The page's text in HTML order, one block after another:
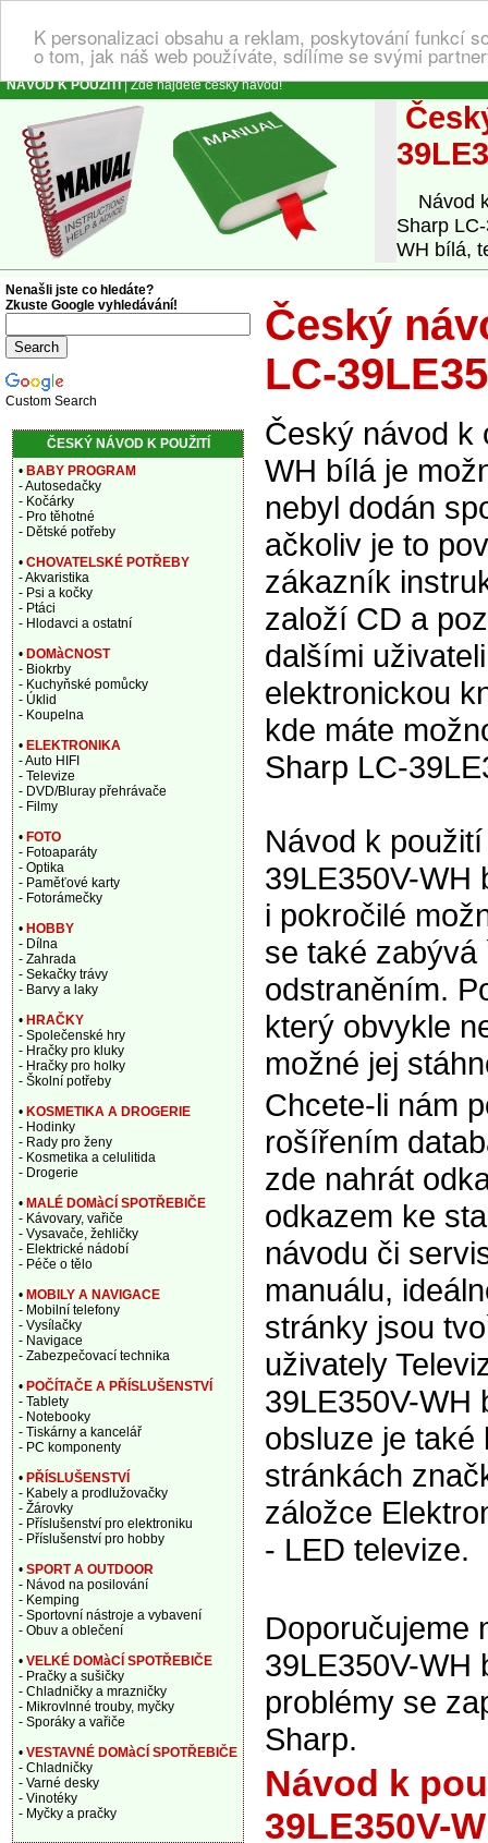
K personalizaci obsahu a reklam, poskytování funkcí
o tom, jak náš web používáte, sdílíme se svými
NÁVOD K POUŽITÍ| Zde najdete český návod!
Návod k
Sharp
WH bílá,
Český
LC-
Český návod k
WH bílá je
nebyl dodán
ačkoliv je to
zákazník
založí CD a
dalšími
elektronickou
kde máte
Sharp LC-
Návod k
39LE350V-WH
i pokročilé
se také
odstraněním.
který obvykle
možné jej
Chcete-li nám
rošířením
zde nahrát
odkazem ke
návodu či
manuálu,
stránky jsou
uživately
39LE350V-WH
obsluze je také
stránkách
záložce
- LED televize.
Doporučujeme
39LE350V-WH
problémy se
Sharp.
Návod k
39LE350V-
Nenašli jste co hledáte?
Zkuste Google vyhledávání!
Custom Search
ČESKÝ NÁVOD K POUŽITÍ
• BABY PROGRAM
- Autosedačky
- Kočárky
- Pro těhotné
- Dětské potřeby
• CHOVATELSKÉ POTŘEBY
- Akvaristika
- Psi a kočky
- Ptáci
- Hlodavci a ostatní
• DOMàCNOST
- Biokrby
- Kuchyňské pomůcky
- Úklid
- Koupelna
• ELEKTRONIKA
- Auto HIFI
- Televize
- DVD/Bluray přehrávače
- Filmy
• FOTO
- Fotoaparáty
- Optika
- Paměťové karty
- Fotorámečky
• HOBBY
- Dílna
- Zahrada
- Sekačky trávy
- Barvy a laky
• HRAČKY
- Společenské hry
- Hračky pro kluky
- Hračky pro holky
- Školní potřeby
• KOSMETIKA A DROGERIE
- Hodinky
- Rady pro ženy
- Kosmetika a celulitida
- Drogerie
• MALÉ DOMàCÍ SPOTŘEBIČE
- Kávovary, vařiče
- Vysavače, žehličky
- Elektrické nádobí
- Péče o tělo
• MOBILY A NAVIGACE
- Mobilní telefony
- Vysílačky
- Navigace
- Zabezpečovací technika
• POČÍTAČE A PŘÍSLUŠENSTVÍ
- Tablety
- Notebooky
- Tiskárny a kancelář
- PC komponenty
• PŘÍSLUŠENSTVÍ
- Kabely a prodlužovačky
- Žárovky
- Příslušenství pro elektroniku
- Příslušenství pro hobby
• SPORT A OUTDOOR
- Návod na posilování
- Kemping
- Sportovní nástroje a vybavení
- Obuv a oblečení
• VELKÉ DOMàCÍ SPOTŘEBIČE
- Pračky a sušičky
- Chladničky a mrazničky
- Mikrovlnné trouby, myčky
- Sporáky a vařiče
• VESTAVNÉ DOMàCÍ SPOTŘEBIČE
- Chladničky
- Varné desky
- Vinotéky
- Myčky a pračky